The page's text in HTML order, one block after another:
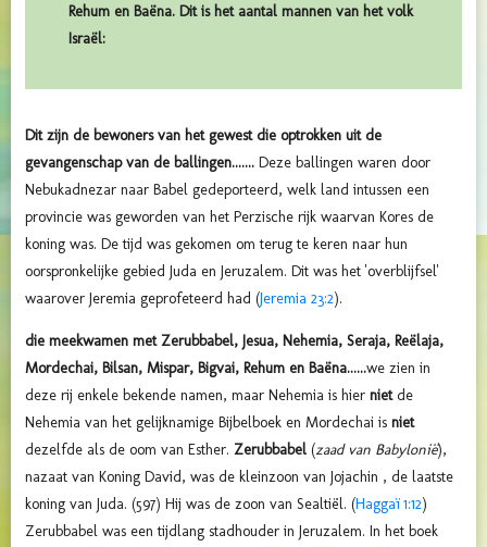
Rehum en Baëna. Dit is het aantal mannen van het volk
Israël:
Dit zijn de bewoners van het gewest die optrokken uit de
gevangenschap van de ballingen....... Deze ballingen waren door
Nebukadnezar naar Babel gedeporteerd, welk land intussen een
provincie was geworden van het Perzische rijk waarvan Kores de
koning was. De tijd was gekomen om terug te keren naar hun
oorspronkelijke gebied Juda en Jeruzalem. Dit was het 'overblijfsel'
waarover Jeremia geprofeteerd had (Jeremia 23:2).
die meekwamen met Zerubbabel, Jesua, Nehemia, Seraja, Reëlaja,
Mordechai, Bilsan, Mispar, Bigvai, Rehum en Baëna......we zien in
deze rij enkele bekende namen, maar Nehemia is hier nietde
Nehemia van het gelijknamige Bijbelboek en Mordechai is niet
dezelfde als de oom van Esther. Zerubbabel (zaad van Babylonië),
nazaat van Koning David, was de kleinzoon van Jojachin , de laatste
koning van Juda. (597) Hij was de zoon van Sealtiël. (Haggaï 1:12)
Zerubbabel was een tijdlang stadhouder in Jeruzalem. In het boek